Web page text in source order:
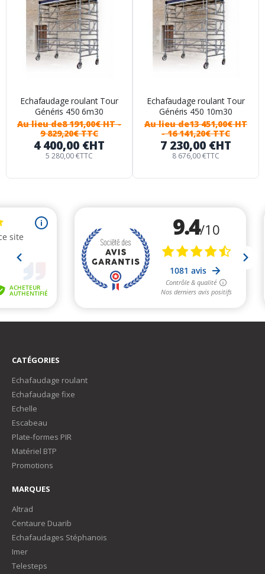
Echafaudage roulant Tour
Généris 450 6m30
Au lieu de8 191,00€ HT-
9 829,20€ TTC
4 400,00 €HT
5 280,00 €TTC
Echafaudage roulant Tour
Généris 450 10m30
Au lieu de13 451,00€ HT
- 16 141,20€ TTC
7 230,00 €HT
8 676,00 €TTC
CATÉGORIES
Echafaudage roulant
Echafaudage fixe
Echelle
Escabeau
Plate-formes PIR
Matériel BTP
Promotions
MARQUES
Altrad
Centaure Duarib
Echafaudages Stéphanois
Imer
Telesteps